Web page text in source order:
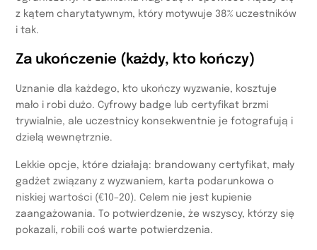
z kątem charytatywnym, który motywuje 38% uczestników
i tak.
Za ukończenie (każdy, kto kończy)
Uznanie dla każdego, kto ukończy wyzwanie, kosztuje
mało i robi dużo. Cyfrowy badge lub certyfikat brzmi
trywialnie, ale uczestnicy konsekwentnie je fotografują i
dzielą wewnętrznie.
Lekkie opcje, które działają: brandowany certyfikat, mały
gadżet związany z wyzwaniem, karta podarunkowa o
niskiej wartości (€10–20). Celem nie jest kupienie
zaangażowania. To potwierdzenie, że wszyscy, którzy się
pokazali, robili coś warte potwierdzenia.